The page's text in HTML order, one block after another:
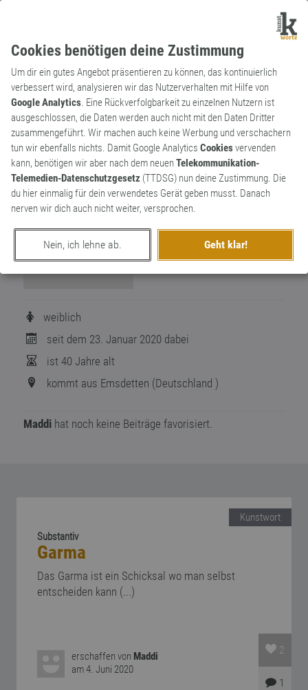
Cookies benötigen deine Zustimmung
Um dir ein gutes Angebot präsentieren zu können, das kontinuierlich
verbessert wird, analysieren wir das Nutzerverhalten mit Hilfe von
Google Analytics. Eine Rückverfolgbarkeit zu einzelnen Nutzern ist
ausgeschlossen, die Daten werden auch nicht mit den Daten Dritter
zusammengeführt. Wir machen auch keine Werbung und verschachern
tun wir ebenfalls nichts. Damit Google Analytics Cookiesvervenden
kann, benötigen wir aber nach dem neuenTelekommunikation-
Telemedien-Datenschutzgesetz (TTDSG) nun deine Zustimmung. Die
du hier einmalig für dein verwendetes Gerät geben musst. Danach
nerven wir dich auch nicht weiter, versprochen.
Nein, ich lehne ab. Geht klar!
Wortkünstlerin
Maddi
4
5
weiblich
seit dem 23. Januar 2020 dabei
ist 40 Jahre alt
kommt aus Emsdetten (Deutschland )
Maddihat noch keine Beiträge favorisiert.
Kunstwort
Substantiv
Garma
Das Garma ist ein Schicksal wo man selbst
entscheiden kann (...)
erschaffen von Maddi
am 4. Juni 2020
2
1